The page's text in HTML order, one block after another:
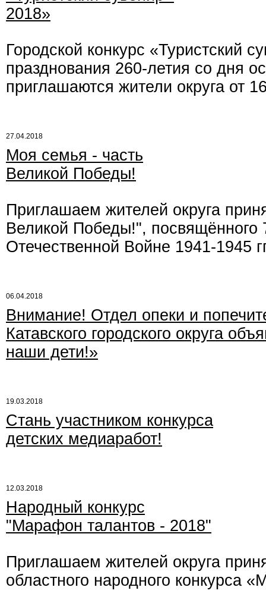
2018»
Городской конкурс «Туристский
празднования 260-летия со дня
приглашаются жители округа от
27.04.2018
Моя семья - часть
Великой Победы!
Приглашаем жителей округа
Великой Победы!",
Отечественной Войне 1941-1945
06.04.2018
Внимание! Отдел опеки и
Катавского городского округа
наши дети!»
19.03.2018
Стань участником конкурса
детских медиаработ!
12.03.2018
Народный конкурс
"Марафон талантов - 2018"
Приглашаем жителей округа
областного народного конкурса